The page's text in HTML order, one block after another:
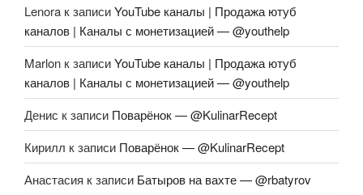
Lenora к записиYouTube каналы | Продажа ютуб
каналов | Каналы с монетизацией — @youthelp
Marlon к записиYouTube каналы | Продажа ютуб
каналов | Каналы с монетизацией — @youthelp
Денис к записи Поварёнок — @KulinarRecept
Кирилл к записи Поварёнок — @KulinarRecept
Анастасия к записи Батыров на вахте — @rbatyrov